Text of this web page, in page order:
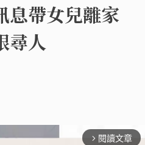
息帶女兒離家
尋人
arrow_forward_ios 閱讀文章